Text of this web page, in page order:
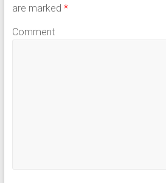
are marked *
Comment